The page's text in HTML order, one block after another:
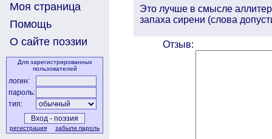
Моя страница
Помощь
О сайте поэзии
Для зарегистрированных
пользователей
логин:
пароль:
тип:
регистрация забыли пароль
Это лучше в смысле
запаха сирени (слова
Отзыв: